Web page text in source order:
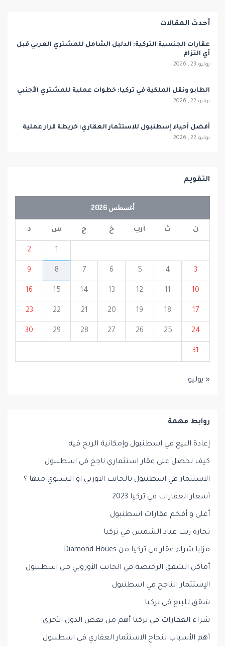
أحدث المقالات
عقارات الجنسية التركية: الدليل الشامل للمشتري العربي قبل
أي التزام
يوليو 23 , 2026
الطابو ونقل الملكية في تركيا: خطوات عملية للمشتري الأجنبي
يوليو 22 , 2026
أفضل أحياء إسطنبول للاستثمار العقاري: خريطة قرار عملية
يوليو 22 , 2026
التقويم
أغسطس 2026
ن ث أرب خ ج س د
1
2
3
4
5
6
7
8
9
10
11
12
13
14
15
16
17
18
19
20
21
22
23
24
25
26
27
28
29
30
31
« يوليو
روابط مهمة
إعادة البيع في اسطنبول وإمكانية الربح فيه
كيف تحصل على عقار استثماري ناجح في اسطنبول
الاستثمار في اسطنبول بالجانب الاوربي او الاسيوي منها ؟
أسعار العقارات في تركيا 2023
أغلى و أفخم عقارات اسطنبول
تجارة زيت عباد الشمس في تركيا
مزايا شراء عقار في تركيا من Diamond Houes
أماكن الشقق الرخيصة في الجانب الأوروبي من اسطنبول
الإستثمار الناجح في اسطنبول
شقق للبيع في تركيا
شراء العقارات في تركيا أهم من بعض الدول الأخرى
أهم الأسباب لنجاح الاستثمار العقاري في اسطنبول